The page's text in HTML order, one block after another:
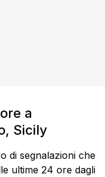
a
Sicily
di segnalazioni che
ultime 24 ore dagli